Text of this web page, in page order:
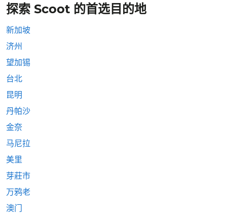
探索 Scoot 的首选目的地
新加坡
济州
望加锡
台北
昆明
丹帕沙
金奈
马尼拉
美里
芽莊市
万鸦老
澳门